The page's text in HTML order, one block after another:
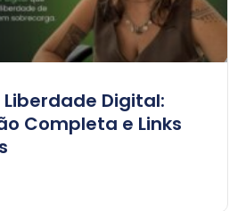
Digital:
Completa e Links